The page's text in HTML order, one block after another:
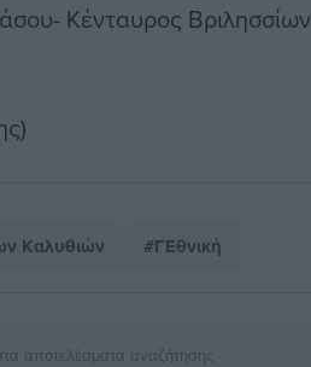
Κένταυρος Βριλησσίων
Καλυθιών #ΓΕθνική
αποτελέσματα αναζήτησης